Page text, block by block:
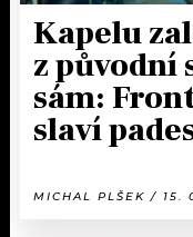
Kapelu
z původní
sám:
slaví
MICHAL PLŠEK / 15.